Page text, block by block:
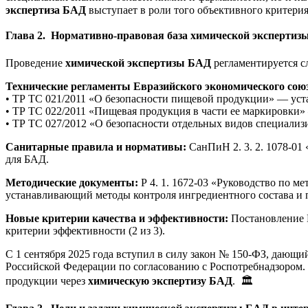
экспертиза БАД выступает в роли того объективного
Глава 2. Нормативно-правовая база химической
Проведение химической экспертизы БАД регламентируется
Технические регламенты Евразийского экономического
• ТР ТС 021/2011 «О безопасности пищевой продукции» —
• ТР ТС 022/2011 «Пищевая продукция в части ее
• ТР ТС 027/2012 «О безопасности отдельных видов
Санитарные правила и нормативы: СанПиН 2. 3. 2. 1078-01
для БАД.
Методические документы: Р 4. 1. 1672-03 «Руководство по
устанавливающий методы контроля ингредиентного состава и
Новые критерии качества и эффективности: Постановление
критерии эффективности (2 из 3).
С 1 сентября 2025 года вступил в силу закон № 150-ФЗ,
Российской Федерации по согласованию с
продукции через химическую экспертизу БАД. 🏛️